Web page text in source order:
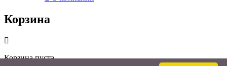
Корзина
Корзина пуста.